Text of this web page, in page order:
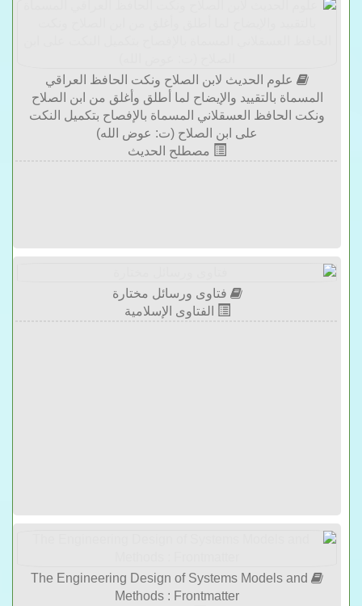
علوم الحديث لابن الصلاح ونكت الحافظ العراقي
المسماة بالتقييد والإيضاح لما أطلق وأغلق من ابن الصلاح
ونكت الحافظ العسقلاني المسماة بالإفصاح بتكميل النكت
على ابن الصلاح (ت: عوض الله)
مصطلح الحديث
فتاوى ورسائل مختارة
الفتاوى الإسلامية
The Engineering Design of Systems Models and
Methods : Frontmatter